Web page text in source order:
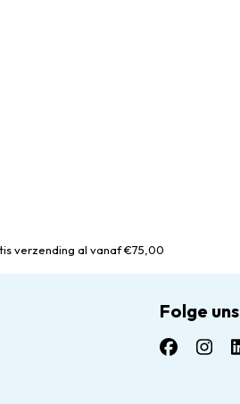
verzending al vanaf €75,00
Folge uns